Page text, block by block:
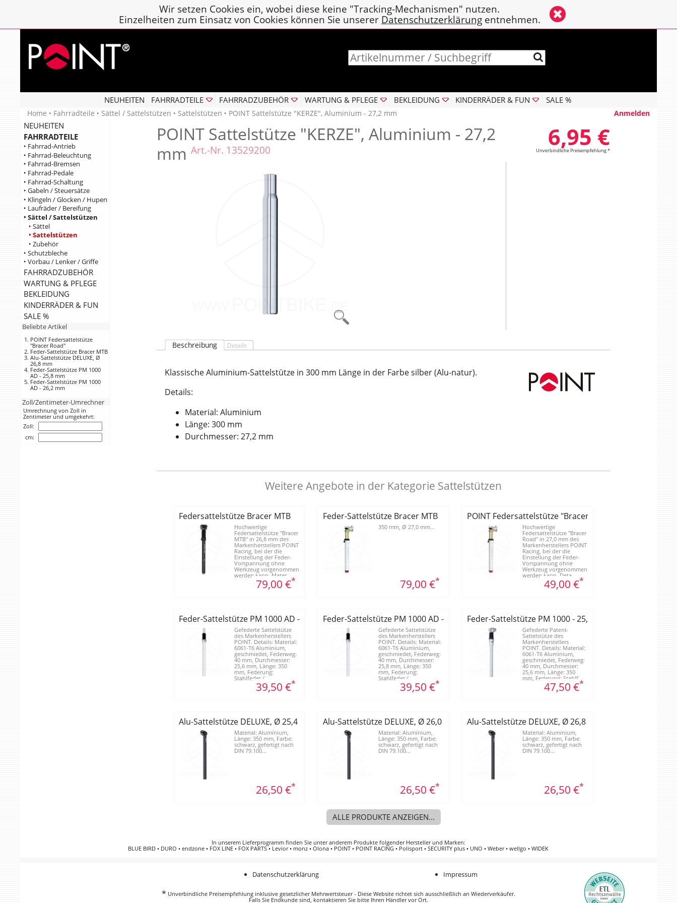
Wir setzen Cookies ein, wobei diese keine "Tracking-Mechanismen" nutzen.
Einzelheiten zum Einsatz von Cookies können Sie unserer Datenschutzerklärungentnehmen.
NEUHEITEN FAHRRADTEILE FAHRRADZUBEHÖR WARTUNG & PFLEGE BEKLEIDUNG KINDERRÄDER & FUN SALE %
Anmelden
Home ‣ Fahrradteile ‣ Sättel / Sattelstützen ‣ Sattelstützen ‣ POINT Sattelstütze "KERZE", Aluminium - 27,2 mm
NEUHEITEN
FAHRRADTEILE
‣ Fahrrad-Antrieb
‣ Fahrrad-Beleuchtung
‣ Fahrrad-Bremsen
‣ Fahrrad-Pedale
‣ Fahrrad-Schaltung
‣ Gabeln / Steuersätze
‣ Klingeln / Glocken / Hupen
‣ Laufräder / Bereifung
‣ Sättel / Sattelstützen
‣ Sättel
‣ Sattelstützen
‣ Zubehör
‣ Schutzbleche
‣ Vorbau / Lenker / Griffe
FAHRRADZUBEHÖR
WARTUNG & PFLEGE
BEKLEIDUNG
KINDERRÄDER & FUN
SALE %
Beliebte Artikel
POINT Federsattelstütze
"Bracer Road"
Feder-Sattelstütze Bracer MTB
Alu-Sattelstütze DELUXE, Ø
26,8 mm
Feder-Sattelstütze PM 1000
AD - 25,8 mm
Feder-Sattelstütze PM 1000
AD - 26,2 mm
Zoll/Zentimeter-Umrechner
Umrechnung von Zoll in
Zentimeter und umgekehrt:
Zoll:
cm:
POINT Sattelstütze "KERZE", Aluminium - 27,2
mmArt.-Nr. 13529200 6,95 €
Unverbindliche Preisempfehlung *
Beschreibung Details
Klassische Aluminium-Sattelstütze in 300 mm Länge in der Farbe silber (Alu-natur).
Details:
Material: Aluminium
Länge: 300 mm
Durchmesser: 27,2 mm
Weitere Angebote in der Kategorie Sattelstützen
Federsattelstütze Bracer MTB
Hochwertige
Federsattelstütze "Bracer
MTB" in 26,8 mm des
Markenherstellers POINT
Racing, bei der die
Einstellung der Feder-
Vorspannung ohne
Werkzeug vorgenommen
werden kann. Mater...
79,00 €*
Feder-Sattelstütze Bracer MTB
350 mm, Ø 27,0 mm...
79,00 €*
POINT Federsattelstütze "Bracer Road"
Hochwertige
Federsattelstütze "Bracer
Road" in 27,0 mm des
Markenherstellers POINT
Racing, bei der die
Einstellung der Feder-
Vorspannung ohne
Werkzeug vorgenommen
werden kann. Deta...
49,00 €*
Feder-Sattelstütze PM 1000 AD - 25,6 mm
Gefederte Sattelstütze
des Markenherstellers
POINT. Details: Material:
6061-T6 Aluminium,
geschmiedet, Federweg:
40 mm, Durchmesser:
25,6 mm, Länge: 350
mm, Federung:
Stahlfeder / ...
39,50 €*
Feder-Sattelstütze PM 1000 AD - 25,8 mm
Gefederte Sattelstütze
des Markenherstellers
POINT. Details: Material:
6061-T6 Aluminium,
geschmiedet, Federweg:
40 mm, Durchmesser:
25,8 mm, Länge: 350
mm, Federung:
Stahlfeder / ...
39,50 €*
Feder-Sattelstütze PM 1000 - 25,6 mm
Gefederte Patent-
Sattelstütze des
Markenherstellers
POINT. Details: Material:
6061-T6 Aluminium,
geschmiedet, Federweg:
40 mm, Durchmesser:
25,6 mm, Länge: 350
mm, Federung: Stahlf...
47,50 €*
Alu-Sattelstütze DELUXE, Ø 25,4 mm
Material: Aluminium,
Länge: 350 mm, Farbe:
schwarz, gefertigt nach
DIN 79.100...
26,50 €*
Alu-Sattelstütze DELUXE, Ø 26,0 mm
Material: Aluminium,
Länge: 350 mm, Farbe:
schwarz, gefertigt nach
DIN 79.100...
26,50 €*
Alu-Sattelstütze DELUXE, Ø 26,8 mm
Material: Aluminium,
Länge: 350 mm, Farbe:
schwarz, gefertigt nach
DIN 79.100...
26,50 €*
ALLE PRODUKTE ANZEIGEN...
In unserem Lieferprogramm finden Sie unter anderem Produkte folgender Hersteller und Marken:
BLUE BIRD • DURO •endzone • FOX LINE • FOX PARTS• Levior• monz •Olona • POINT • POINT RACING • Polisport •SECURITY plus • UNO •Weber•wellgo •WIDEK
Datenschutzerklärung Impressum
* Unverbindliche Preisempfehlung inklusive gesetzlicher Mehrwertsteuer - Diese Website richtet sich ausschließlich an Wiederverkäufer.
Falls Sie Endkunde sind, kontaktieren Sie bitte Ihren Händler vor Ort.